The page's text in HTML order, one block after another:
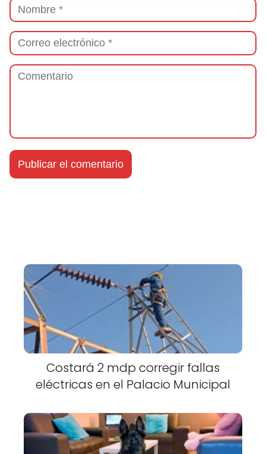
Costará 2 mdp corregir fallas
eléctricas en el Palacio Municipal